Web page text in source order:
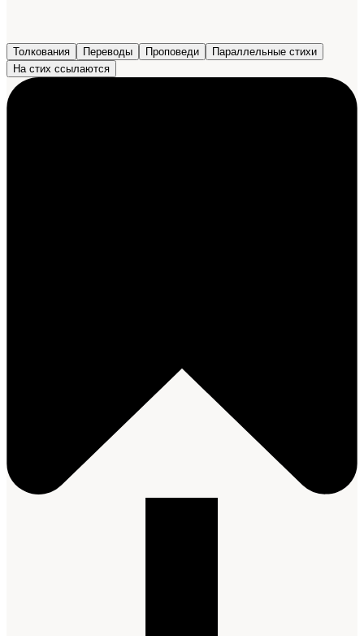
Толкования Переводы Проповеди
Параллельные стихи
На стих ссылаются